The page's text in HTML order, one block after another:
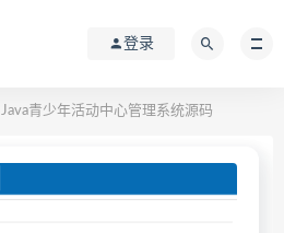
登录
Java青少年活动中心管理系统源码